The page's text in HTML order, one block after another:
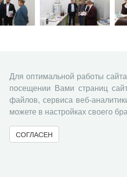
21 22 23 24 25 26
Для оптимальной работы
посещении Вами страниц
файлов, сервиса веб-
можете в настройках своего
СОГЛАСЕН